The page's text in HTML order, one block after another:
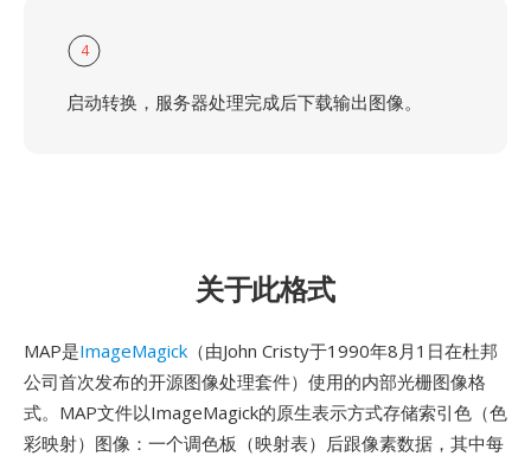
4
启动转换，服务器处理完成后下载输出图像。
关于此格式
MAP是ImageMagick （由John Cristy于1990年8月1日在杜邦
公司首次发布的开源图像处理套件）使用的内部光栅图像格
式。MAP文件以ImageMagick的原生表示方式存储索引色（色
彩映射）图像：一个调色板（映射表）后跟像素数据，其中每